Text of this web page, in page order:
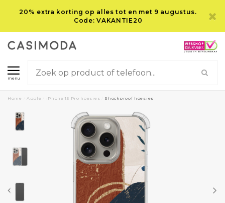
20% extra korting op alles tot en met 9 augustus.
Code: VAKANTIE20
menu
Home Apple iPhone 15 Pro hoesjes Shockproof hoesjes